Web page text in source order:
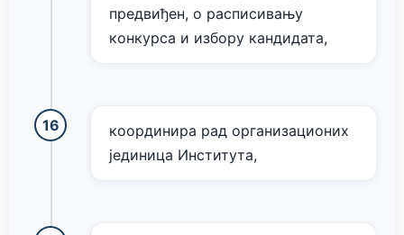
предвиђен, о расписивању
конкурса и избору кандидата,
координира рад организационих
јединица Института,